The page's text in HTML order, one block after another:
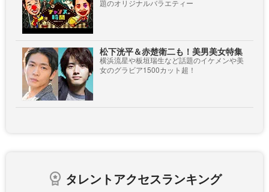
題のオリジナルバラエティー
松下洸平＆赤楚衛二も！美男美女特集
横浜流星や板垣瑞生など話題のイケメンや美
女のグラビア1500カット超！
タレントアクセスランキング